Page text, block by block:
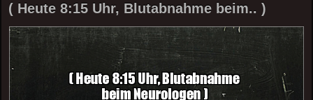
( Heute 8:15 Uhr, Blutabnahme beim.. )